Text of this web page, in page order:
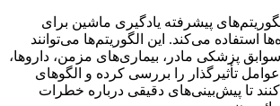
پیشرفته یادگیری ماشین برای
استفاده می‌کند. این الگوریتم‌ها می‌توانند
پزشکی مادر، بیماری‌های مزمن، داروها،
تأثیرگذار را بررسی کرده و الگوهای
تا پیش‌بینی‌های دقیقی درباره خطرات